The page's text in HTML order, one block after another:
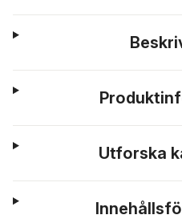
Utforska